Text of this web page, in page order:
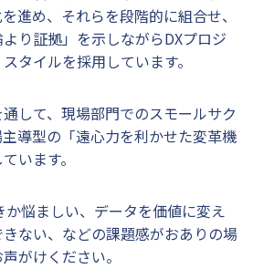
進め、それらを段階的に組合せ、
り証拠」を示しながらDXプロジ
タイルを採用しています。
して、現場部門でのスモールサク
導型の「遠心力を利かせた変革機
います。
か悩ましい、データを価値に変え
ない、などの課題感がおありの場
がけください。